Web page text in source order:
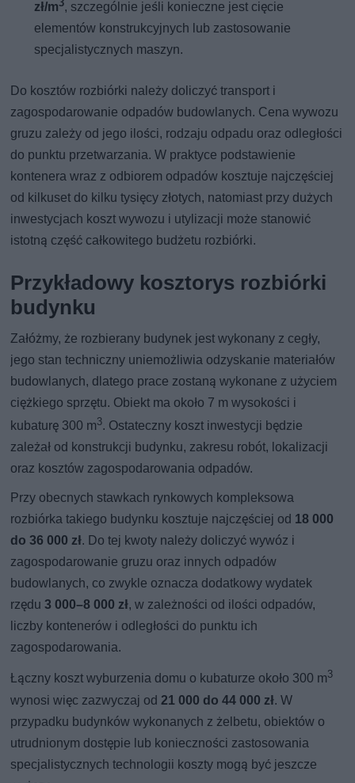
zł/m3, szczególnie jeśli konieczne jest cięcie
elementów konstrukcyjnych lub zastosowanie
specjalistycznych maszyn.
Do kosztów rozbiórki należy doliczyć transport i
zagospodarowanie odpadów budowlanych. Cena wywozu
gruzu zależy od jego ilości, rodzaju odpadu oraz odległości
do punktu przetwarzania. W praktyce podstawienie
kontenera wraz z odbiorem odpadów kosztuje najczęściej
od kilkuset do kilku tysięcy złotych, natomiast przy dużych
inwestycjach koszt wywozu i utylizacji może stanowić
istotną część całkowitego budżetu rozbiórki.
Przykładowy kosztorys rozbiórki
budynku
Załóżmy, że rozbierany budynek jest wykonany z cegły,
jego stan techniczny uniemożliwia odzyskanie materiałów
budowlanych, dlatego prace zostaną wykonane z użyciem
ciężkiego sprzętu. Obiekt ma około 7 m wysokości i
kubaturę 300 m3. Ostateczny koszt inwestycji będzie
zależał od konstrukcji budynku, zakresu robót, lokalizacji
oraz kosztów zagospodarowania odpadów.
Przy obecnych stawkach rynkowych kompleksowa
rozbiórka takiego budynku kosztuje najczęściej od 18 000
do 36 000 zł. Do tej kwoty należy doliczyć wywóz i
zagospodarowanie gruzu oraz innych odpadów
budowlanych, co zwykle oznacza dodatkowy wydatek
rzędu3 000–8 000 zł, w zależności od ilości odpadów,
liczby kontenerów i odległości do punktu ich
zagospodarowania.
Łączny koszt wyburzenia domu o kubaturze około 300 m3
wynosi więc zazwyczaj od21 000 do 44 000 zł. W
przypadku budynków wykonanych z żelbetu, obiektów o
utrudnionym dostępie lub konieczności zastosowania
specjalistycznych technologii koszty mogą być jeszcze